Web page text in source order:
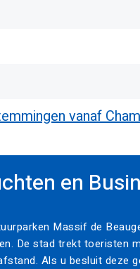
vanaf
en
Massif de
De stad trekt toeristen
Als u besluit deze